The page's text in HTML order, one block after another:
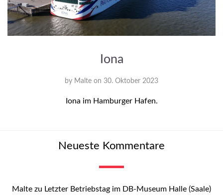
Iona
by Malte on 30. Oktober 2023
Iona im Hamburger Hafen.
Neueste Kommentare
Malte zu Letzter Betriebstag im DB-Museum Halle (Saale)